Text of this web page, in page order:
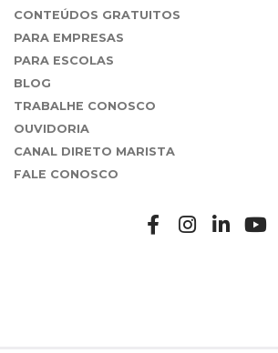
CONTEÚDOS GRATUITOS
PARA EMPRESAS
PARA ESCOLAS
BLOG
TRABALHE CONOSCO
OUVIDORIA
CANAL DIRETO MARISTA
FALE CONOSCO